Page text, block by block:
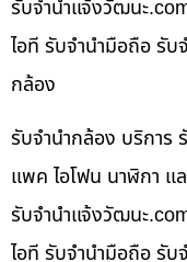
รับจํานําแจ้งวัฒนะ
ไอที รับจำนำมือถือ รับ
กล้อง
รับจำนำกล้อง บริการ
แพค ไอโฟน นาฬิกา แ
รับจํานําแจ้งวัฒนะ
ไอที รับจำนำมือถือ รับ